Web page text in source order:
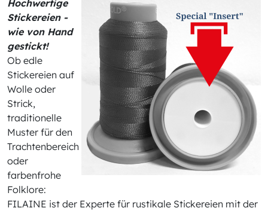
Hochwertige
Stickereien -
wie von Hand
gestickt!
Ob edle
Stickereien auf
Wolle oder
Strick,
traditionelle
Muster für den
Trachtenbereich
oder
farbenfrohe
Folklore:
FILAINE ist der Experte für rustikale Stickereien mit der